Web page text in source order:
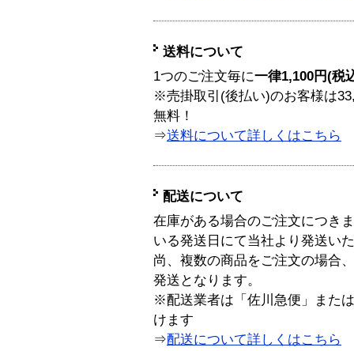
送料について
1つのご注文毎に一律1,100円(税
※売掛取引(後払い)のお客様は
無料！
⇒送料について詳しくはこちら
配送について
在庫がある場合のご注文につき
いる発送日にて当社より発送い
尚、複数の商品をご注文の場合
発送となります。
※配送業者は「佐川急便」また
けます
⇒配送について詳しくはこちら